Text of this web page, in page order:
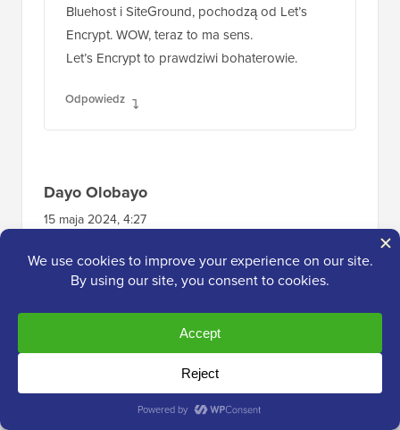
Bluehost i SiteGround, pochodzą od Let’s
Encrypt. WOW, teraz to ma sens.
Let’s Encrypt to prawdziwi bohaterowie.
Odpowiedz
Dayo Olobayo
15 maja 2024, 4:27
Wspaniale widzieć, że coraz więcej firm
ułatwia właścicielom stron internetowych
zapewnienie bezpieczeństwa swoich witryn.
Ja też dostałem darmowy certyfikat w ramach
mojego planu hostingowego na Hostinger.